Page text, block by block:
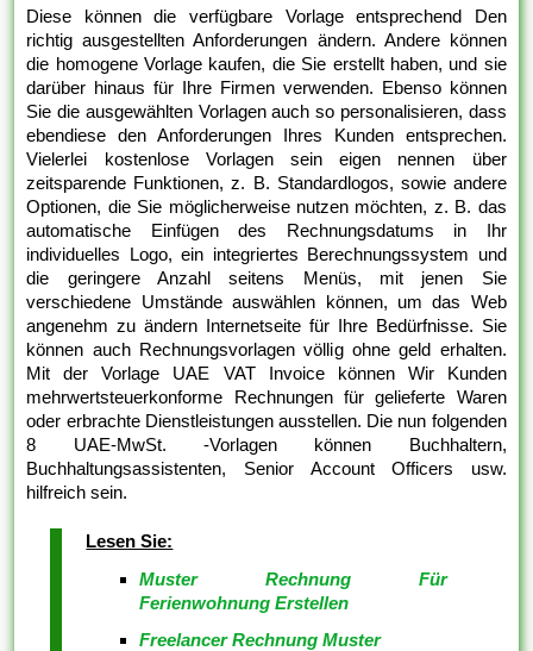
Diese können die verfügbare Vorlage entsprechend Den
richtig ausgestellten Anforderungen ändern. Andere können
die homogene Vorlage kaufen, die Sie erstellt haben, und sie
darüber hinaus für Ihre Firmen verwenden. Ebenso können
Sie die ausgewählten Vorlagen auch so personalisieren, dass
ebendiese den Anforderungen Ihres Kunden entsprechen.
Vielerlei kostenlose Vorlagen sein eigen nennen über
zeitsparende Funktionen, z. B. Standardlogos, sowie andere
Optionen, die Sie möglicherweise nutzen möchten, z. B. das
automatische Einfügen des Rechnungsdatums in Ihr
individuelles Logo, ein integriertes Berechnungssystem und
die geringere Anzahl seitens Menüs, mit jenen Sie
verschiedene Umstände auswählen können, um das Web
angenehm zu ändern Internetseite für Ihre Bedürfnisse. Sie
können auch Rechnungsvorlagen völlig ohne geld erhalten.
Mit der Vorlage UAE VAT Invoice können Wir Kunden
mehrwertsteuerkonforme Rechnungen für gelieferte Waren
oder erbrachte Dienstleistungen ausstellen. Die nun folgenden
8 UAE-MwSt. -Vorlagen können Buchhaltern,
Buchhaltungsassistenten, Senior Account Officers usw.
hilfreich sein.
Lesen Sie:
Muster Rechnung Für
Ferienwohnung Erstellen
Freelancer Rechnung Muster